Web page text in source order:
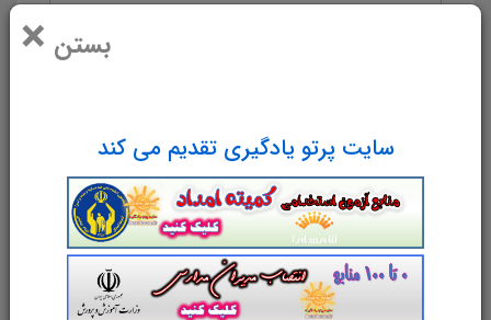
بستن ×
سایت پرتو یادگیری تقدیم می کند
نام و نام خانوادگی
پست الکترونیک